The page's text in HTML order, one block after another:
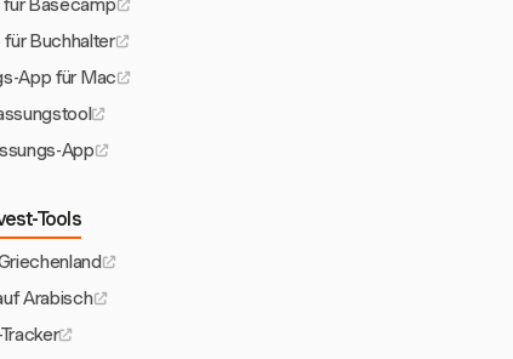
Basecamp
Buchhalter
App für Mac
App
Tools
Arabisch